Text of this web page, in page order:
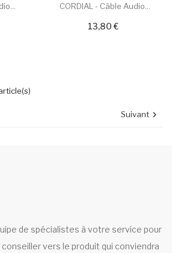
CORDIAL - Câble Audio...
13,80 €
Suivant 
de spécialistes à votre service pour
vers le produit qui conviendra